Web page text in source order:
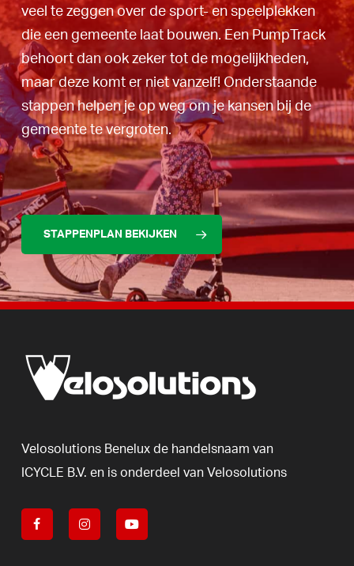
veel te zeggen over de sport- en speelplekken
die een gemeente laat bouwen. Een PumpTrack
behoort dan ook zeker tot de mogelijkheden,
maar deze komt er niet vanzelf! Onderstaande
stappen helpen je op weg om je kansen bij de
gemeente te vergroten.
STAPPENPLAN BEKIJKEN
Velosolutions Benelux de handelsnaam van
ICYCLE B.V. en is onderdeel van Velosolutions